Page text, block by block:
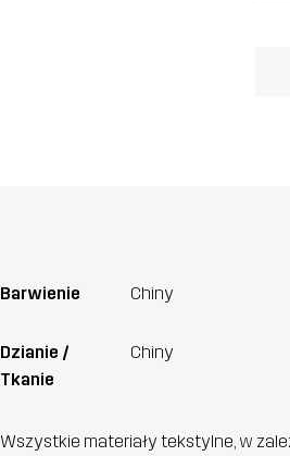
Barwienie Chiny
Dzianie /
Tkanie
Chiny
Wszystkie materiały tekstylne, w